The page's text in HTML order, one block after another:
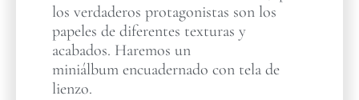
los verdaderos protagonistas son los
papeles de diferentes texturas y
acabados. Haremos un
miniálbum encuadernado con tela de
lienzo.